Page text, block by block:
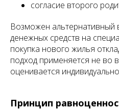
согласие второго
Возможен альтернативный
денежных средств на
покупка нового жилья
подход применяется не во
оценивается
Принцип